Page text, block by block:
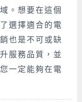
。想要在這個
選擇適合的電
也是不可或缺
服務品質，並
一定能夠在電